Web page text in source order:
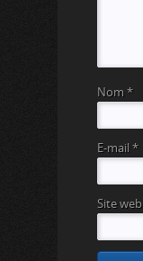
Nom *
E-mail *
Site web